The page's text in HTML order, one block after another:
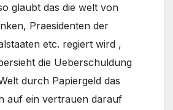
glaubt das die welt von
Praesidenten der
etc. regiert wird ,
die Ueberschuldung
durch Papiergeld das
auf ein vertrauen darauf